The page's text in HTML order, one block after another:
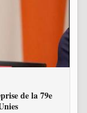
de la 79e